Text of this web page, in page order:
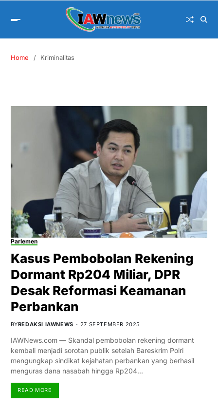
Home Kriminalitas
Parlemen
Kasus Pembobolan Rekening
Dormant Rp204 Miliar, DPR
Desak Reformasi Keamanan
Perbankan
BYREDAKSI IAWNEWS 27 SEPTEMBER 2025
IAWNews.com — Skandal pembobolan rekening dormant
kembali menjadi sorotan publik setelah Bareskrim Polri
mengungkap sindikat kejahatan perbankan yang berhasil
menguras dana nasabah hingga Rp204…
READ MORE